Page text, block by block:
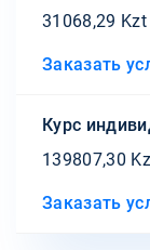
31068,29 Kzt
Заказать
Курс
139807,30
Заказать